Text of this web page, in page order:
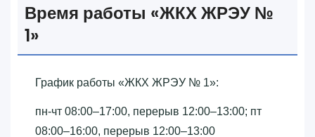
Время работы «‎ЖКХ ЖРЭУ №
1»‎
График работы «‎ЖКХ ЖРЭУ № 1»‎:
пн-чт 08:00–17:00, перерыв 12:00–13:00; пт
08:00–16:00, перерыв 12:00–13:00